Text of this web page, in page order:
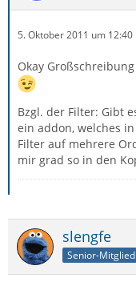
5. Oktober 2011 um 12:40
Okay
Bzgl. der Filter: Gibt
ein addon, welches
Filter auf mehrere
mir grad so in den
slengfe
Senior-Mitglied